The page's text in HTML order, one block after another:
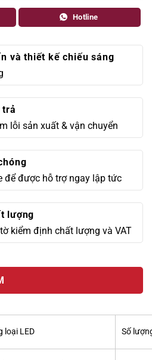
Hotline
và thiết kế chiếu sáng
trả
lỗi sản xuất & vận chuyển
để được hỗ trợ ngay lập tức
lượng
kiểm định chất lượng và VAT
loại LED Số